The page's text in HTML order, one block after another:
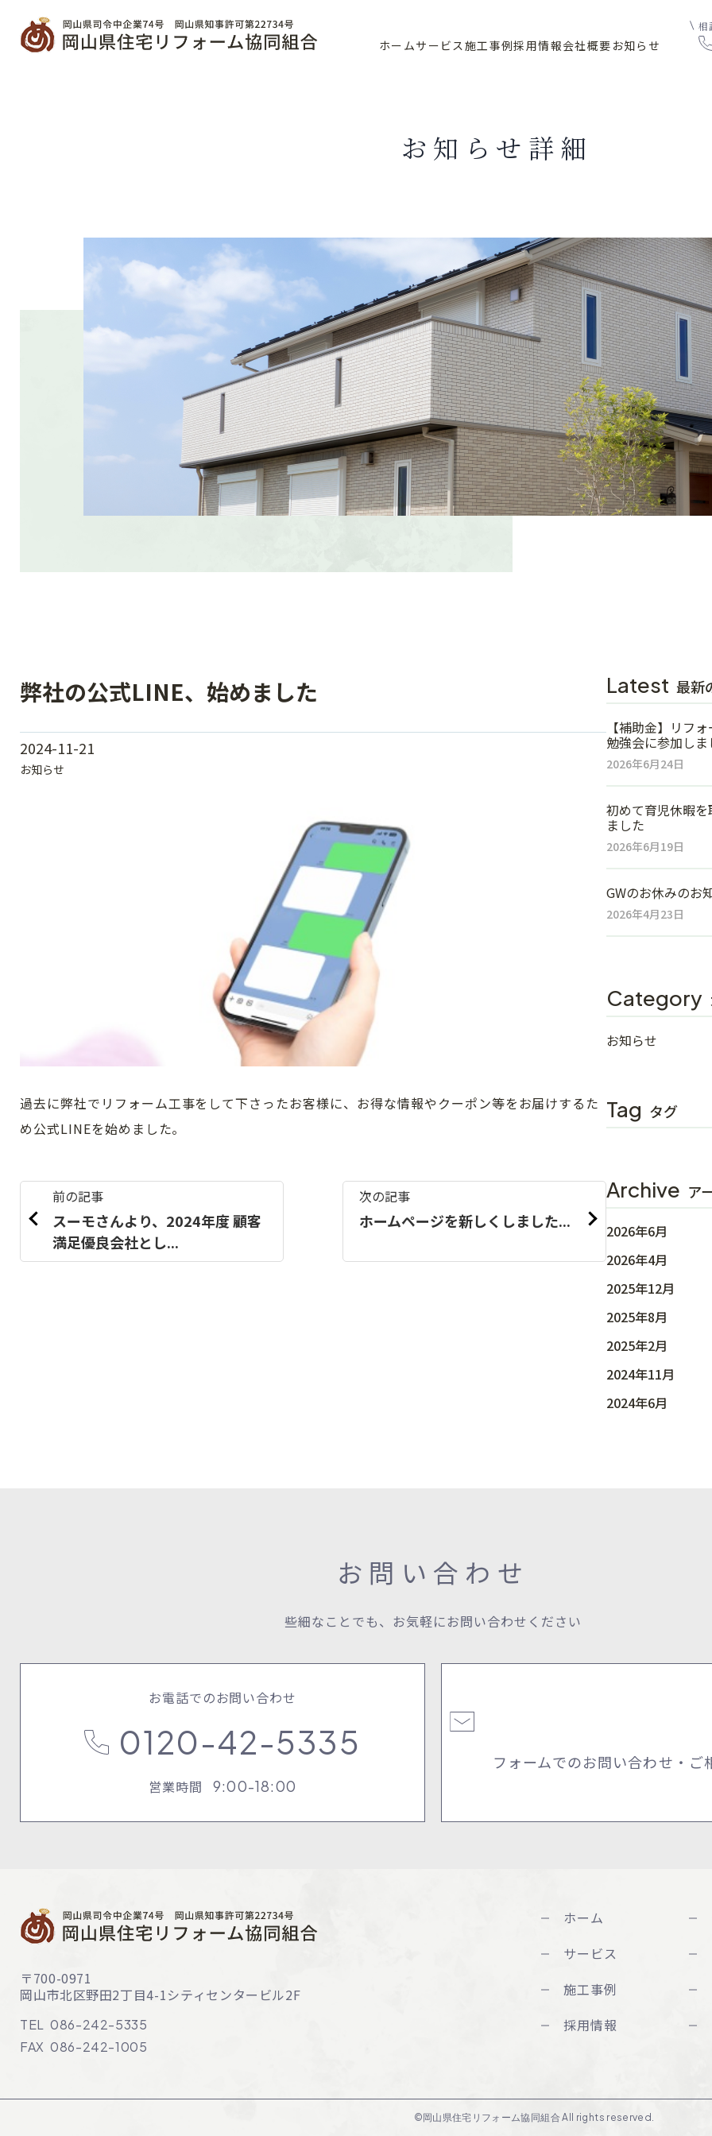
ホームサービス施工事例採用情報会社概要 お知らせ
相
お知らせ詳細
弊社の公式LINE、始めました
2024-11-21
お知らせ
過去に弊社でリフォーム工事をして下さったお客様に、お得な情報やクーポン等をお届けするた
め公式LINEを始めました。
前の記事
スーモさんより、2024年度 顧客
満足優良会社とし...
次の記事
ホームページを新しくしました...
Latest 最新
【補助金】リフ
勉強会に参加し
2026年6月24日
初めて育児休暇
ました
2026年6月19日
GWのお休みのお
2026年4月23日
Category
お知らせ
Tag タグ
Archive ア
2026年6月
2026年4月
2025年12月
2025年8月
2025年2月
2024年11月
2024年6月
お問い合わせ
些細なことでも、 お気軽にお問い合わせください
お電話でのお問い合わせ
0120-42-5335
営業時間 9:00-18:00
フォームでのお問い合わせ・ ご
〒700-0971
岡山市北区野田2丁目4-1シティセンタービル2F
TEL 086-242-5335
FAX 086-242-1005
ホーム
サービス
施工事例
採用情報
©岡山県住宅リフォーム協同組合 All rights reserved.